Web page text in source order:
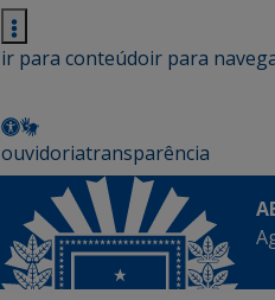
ir para conteúdoir para
ouvidoriatransparência